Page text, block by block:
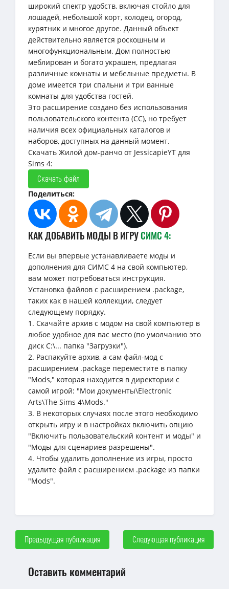
широкий спектр удобств, включая стойло для
лошадей, небольшой корт, колодец, огород,
курятник и многое другое. Данный объект
действительно является роскошным и
многофункциональным. Дом полностью
меблирован и богато украшен, предлагая
различные комнаты и мебельные предметы. В
доме имеется три спальни и три ванные
комнаты для удобства гостей.
Это расширение создано без использования
пользовательского контента (CC), но требует
наличия всех официальных каталогов и
наборов, доступных на данный момент.
Скачать Жилой дом-ранчо от JessicapieYT для
Sims 4:
Скачать файл
Поделиться:
КАК ДОБАВИТЬ МОДЫ В ИГРУСИМС 4:
Если вы впервые устанавливаете моды и
дополнения для СИМС 4 на свой компьютер,
вам может потребоваться инструкция.
Установка файлов с расширением .package,
таких как в нашей коллекции, следует
следующему порядку.
1. Скачайте архив с модом на свой компьютер в
любое удобное для вас место (по умолчанию это
диск C:\... папка "Загрузки").
2. Распакуйте архив, а сам файл-мод с
расширением .package переместите в папку
"Mods," которая находится в директории с
самой игрой: "Мои документы\Electronic
Arts\The Sims 4\Mods."
3. В некоторых случаях после этого необходимо
открыть игру и в настройках включить опцию
"Включить пользовательский контент и моды" и
"Моды для сценариев разрешены".
4. Чтобы удалить дополнение из игры, просто
удалите файл с расширением .package из папки
"Mods".
Предыдущая публикация Следующая публикация
Оставить комментарий